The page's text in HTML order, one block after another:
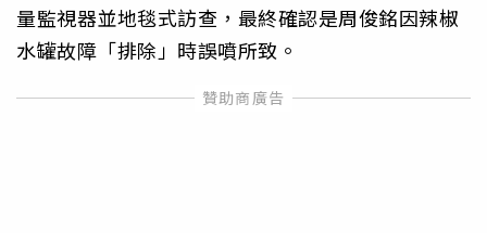
量監視器並地毯式訪查，最終確認是周俊銘因辣椒
水罐故障「排除」時誤噴所致。